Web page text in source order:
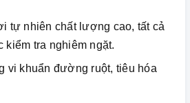
tự nhiên chất lượng cao, tất cả
tra nghiêm ngặt.
vi khuẩn đường ruột, tiêu hóa